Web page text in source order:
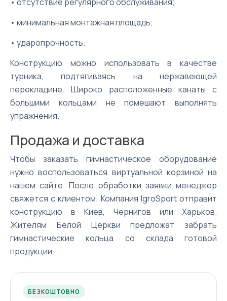
• минимальная монтажная площадь;
• ударопрочность.
Конструкцию можно использовать в качестве
турника, подтягиваясь на нержавеющей
перекладине. Широко расположенные канаты с
большими кольцами не помешают выполнять
упражнения.
Продажа и доставка
Чтобы заказать гимнастическое оборудование
нужно воспользоваться виртуальной корзиной на
нашем сайте. После обработки заявки менеджер
свяжется с клиентом. Компания IgroSport отправит
конструкцию в Киев, Чернигов или Харьков.
Жителям Белой Церкви предложат забрать
гимнастические кольца со склада готовой
продукции.
БЕЗКОШТОВНО